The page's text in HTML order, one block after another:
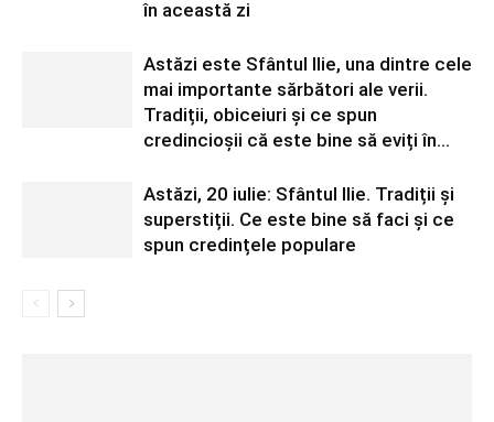
în această zi
Astăzi este Sfântul Ilie, una dintre cele
mai importante sărbători ale verii.
Tradiții, obiceiuri și ce spun
credincioșii că este bine să eviți în...
Astăzi, 20 iulie: Sfântul Ilie. Tradiții și
superstiții. Ce este bine să faci și ce
spun credințele populare